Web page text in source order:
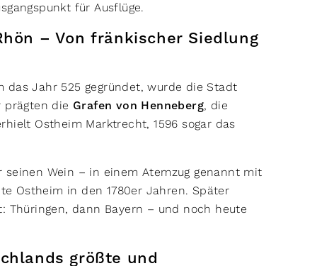
für Ausflüge.
– Von fränkischer Siedlung
das Jahr 525 gegründet, wurde die Stadt
prägten die Grafen von Henneberg, die
Ostheim Marktrecht, 1596 sogar das
Wein – in einem Atemzug genannt mit
Ostheim in den 1780er Jahren. Später
Thüringen, dann Bayern – und noch heute
größte und